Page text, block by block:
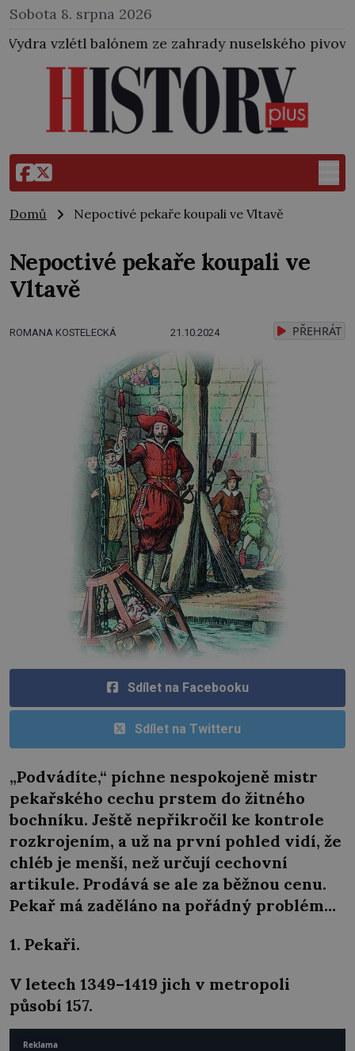
Sobota 8. srpna 2026
ze zahrady nuselského pivovaru a stal se tak
Domů Nepoctivé pekaře koupali ve Vltavě
Nepoctivé pekaře koupali ve
Vltavě
ROMANA KOSTELECKÁ 21.10.2024 PŘEHRÁT
Sdílet na Facebooku
Sdílet na Twitteru
„Podvádíte,“ píchne nespokojeně mistr
pekařského cechu prstem do žitného
bochníku. Ještě nepřikročil ke kontrole
rozkrojením, a už na první pohled vidí, že
chléb je menší, než určují cechovní
artikule. Prodává se ale za běžnou cenu.
Pekař má zaděláno na pořádný problém…
1. Pekaři.
V letech 1349–1419 jich v metropoli
působí 157.
Reklama